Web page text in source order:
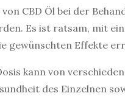
CBD Öl bei der
Es ist ratsam, mit
gewünschten Effekte
kann von
des Einzelnen